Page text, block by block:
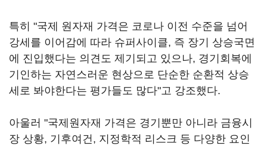
특히 "국제 원자재 가격은 코로나 이전 수준을 넘어
강세를 이어감에 따라 슈퍼사이클, 즉 장기 상승국면
에 진입했다는 의견도 제기되고 있으나, 경기회복에
기인하는 자연스러운 현상으로 단순한 순환적 상승
세로 봐야한다는 평가들도 많다"고 강조했다.
아울러 "국제원자재 가격은 경기뿐만 아니라 금융시
장 상황, 기후여건, 지정학적 리스크 등 다양한 요인